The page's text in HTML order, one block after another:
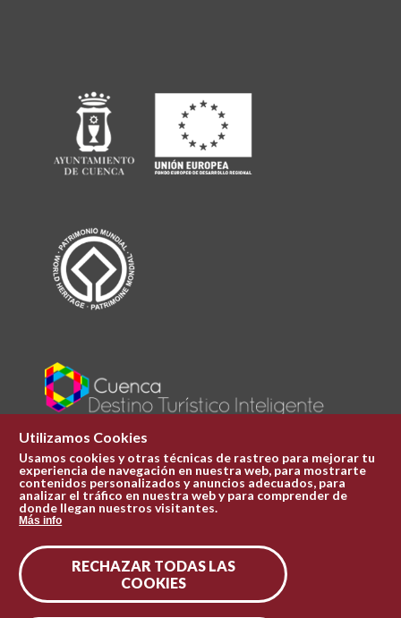
Plaza Mayor 1
969 241 051
ofi.turismo@cuenca.es
Síguenos en las redes
Utilizamos Cookies
Usamos cookies y otras técnicas de rastreo para mejorar tu
experiencia de navegación en nuestra web, para mostrarte
contenidos personalizados y anuncios adecuados, para
analizar el tráfico en nuestra web y para comprender de
donde llegan nuestros visitantes.
Más info
RECHAZAR TODAS LAS
COOKIES